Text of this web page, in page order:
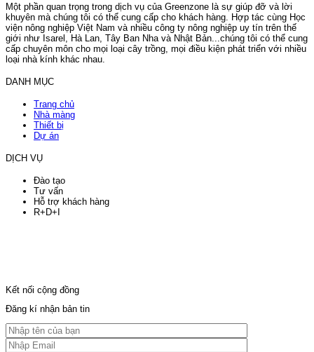
Một phần quan trọng trong dịch vụ của Greenzone là sự giúp đỡ và lời
khuyên mà chúng tôi có thể cung cấp cho khách hàng. Hợp tác cùng Học
viện nông nghiệp Việt Nam và nhiều công ty nông nghiệp uy tín trên thế
giới như Isarel, Hà Lan, Tây Ban Nha và Nhật Bản...chúng tôi có thể cung
cấp chuyên môn cho mọi loại cây trồng, mọi điều kiện phát triển với nhiều
loại nhà kính khác nhau.
DANH MỤC
Trang chủ
Nhà màng
Thiết bị
Dự án
DỊCH VỤ
Đào tạo
Tư vấn
Hỗ trợ khách hàng
R+D+I
Kết nối cộng đồng
Đăng kí nhận bản tin